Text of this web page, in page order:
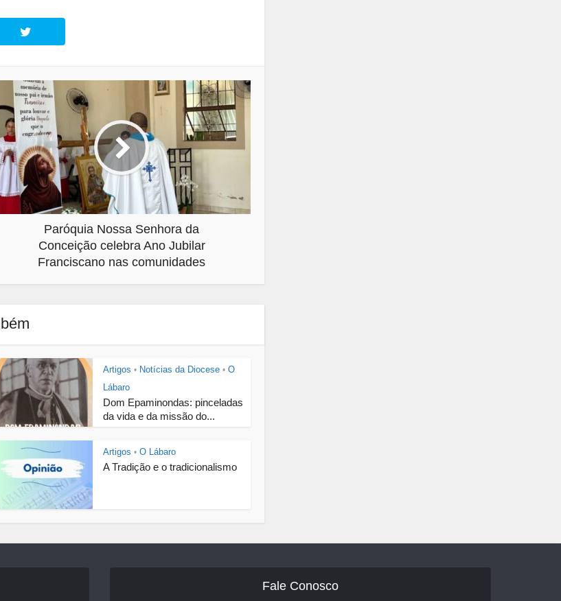
Paróquia Nossa Senhora da
Conceição celebra Ano Jubilar
Franciscano nas comunidades
Artigos • Notícias da Diocese • O
Lábaro
Dom Epaminondas: pinceladas
da vida e da missão do...
Artigos • O Lábaro
A Tradição e o tradicionalismo
Fale Conosco